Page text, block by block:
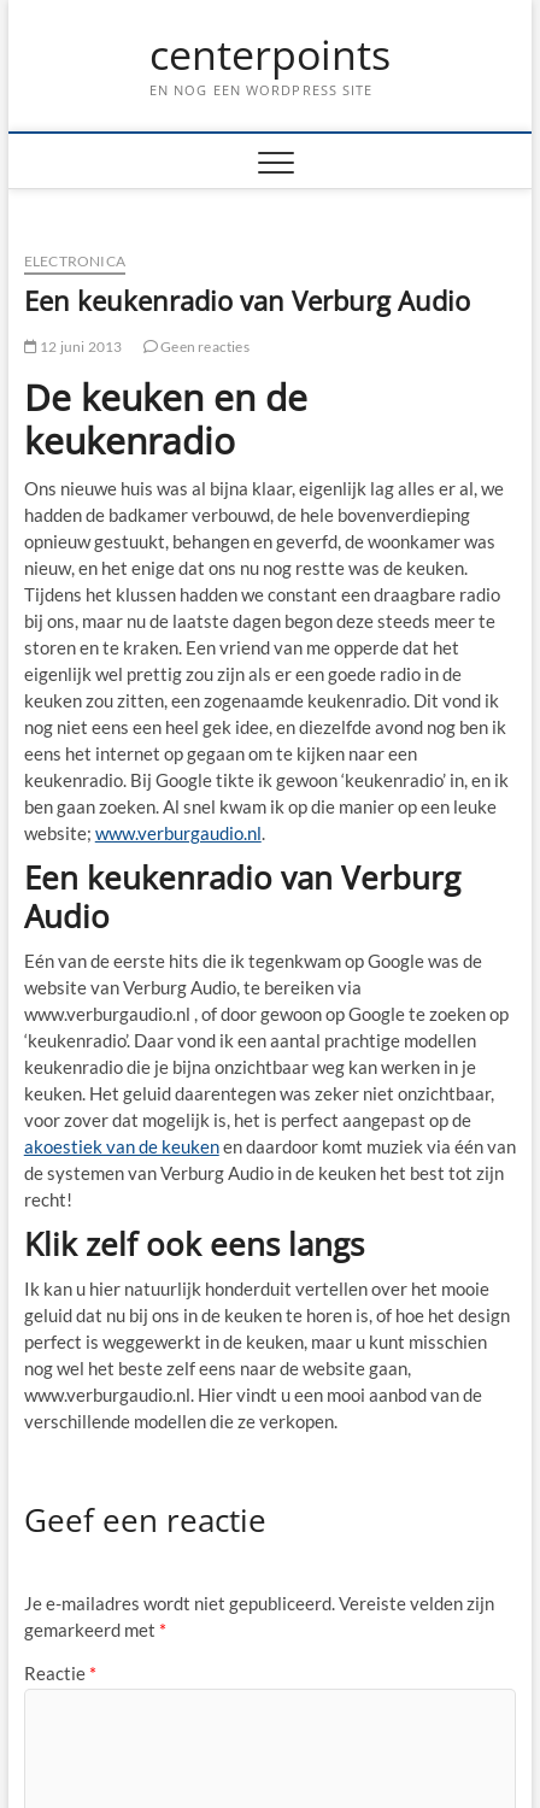
centerpoints
EN NOG EEN WORDPRESS SITE
ELECTRONICA
Een keukenradio van Verburg Audio
12 juni 2013 Geen reacties
De keuken en de
keukenradio
Ons nieuwe huis was al bijna klaar, eigenlijk lag alles er al, we
hadden de badkamer verbouwd, de hele bovenverdieping
opnieuw gestuukt, behangen en geverfd, de woonkamer was
nieuw, en het enige dat ons nu nog restte was de keuken.
Tijdens het klussen hadden we constant een draagbare radio
bij ons, maar nu de laatste dagen begon deze steeds meer te
storen en te kraken. Een vriend van me opperde dat het
eigenlijk wel prettig zou zijn als er een goede radio in de
keuken zou zitten, een zogenaamde keukenradio. Dit vond ik
nog niet eens een heel gek idee, en diezelfde avond nog ben ik
eens het internet op gegaan om te kijken naar een
keukenradio. Bij Google tikte ik gewoon ‘keukenradio’ in, en ik
ben gaan zoeken. Al snel kwam ik op die manier op een leuke
website; www.verburgaudio.nl.
Een keukenradio van Verburg
Audio
Eén van de eerste hits die ik tegenkwam op Google was de
website van Verburg Audio, te bereiken via
www.verburgaudio.nl , of door gewoon op Google te zoeken op
‘keukenradio’. Daar vond ik een aantal prachtige modellen
keukenradio die je bijna onzichtbaar weg kan werken in je
keuken. Het geluid daarentegen was zeker niet onzichtbaar,
voor zover dat mogelijk is, het is perfect aangepast op de
akoestiek van de keukenen daardoor komt muziek via één van
de systemen van Verburg Audio in de keuken het best tot zijn
recht!
Klik zelf ook eens langs
Ik kan u hier natuurlijk honderduit vertellen over het mooie
geluid dat nu bij ons in de keuken te horen is, of hoe het design
perfect is weggewerkt in de keuken, maar u kunt misschien
nog wel het beste zelf eens naar de website gaan,
www.verburgaudio.nl. Hier vindt u een mooi aanbod van de
verschillende modellen die ze verkopen.
Geef een reactie
Je e-mailadres wordt niet gepubliceerd.Vereiste velden zijn
gemarkeerd met *
Reactie *